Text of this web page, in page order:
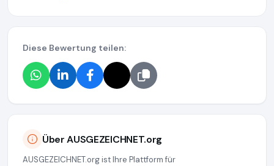
Diese Bewertung teilen:
Über AUSGEZEICHNET.org
AUSGEZEICHNET.org ist Ihre Plattform für